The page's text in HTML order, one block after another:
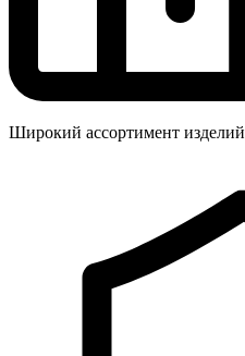
Широкий ассортимент изделий